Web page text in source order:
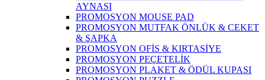
AYNASI
PROMOSYON MOUSE PAD
PROMOSYON MUTFAK ÖNLÜK & CEKET
& ŞAPKA
PROMOSYON OFİS & KIRTASİYE
PROMOSYON PEÇETELİK
PROMOSYON PLAKET & ÖDÜL KUPASI